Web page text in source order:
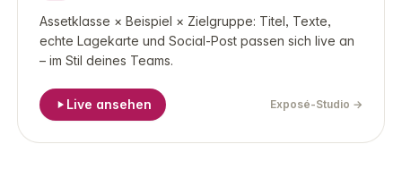
Assetklasse × Beispiel × Zielgruppe: Titel, Texte,
echte Lagekarte und Social-Post passen sich live an
– im Stil deines Teams.
Live ansehen Exposé-Studio →